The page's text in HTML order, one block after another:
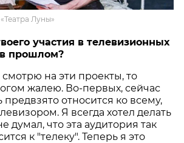
Луны»
участия в телевизионных
прошлом?
смотрю на эти проекты, то
жалею. Во-первых, сейчас
относится ко всему,
Я всегда хотел делать
думал, что эта аудитория так
к "телеку". Теперь я это